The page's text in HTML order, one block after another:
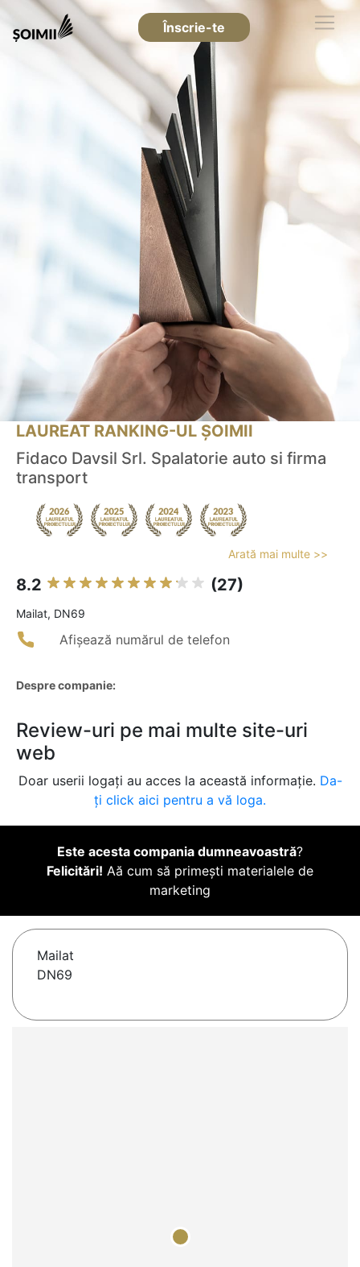
Înscrie-te
LAUREAT RANKING-UL ȘOIMII
Fidaco Davsil Srl. Spalatorie auto si firma
transport
Arată mai multe >>
8.2 (27)
Mailat, DN69
Afișează numărul de telefon
Despre companie:
Review-uri pe mai multe site-uri
web
Doar userii logați au acces la această informație. Da-
ți click aici pentru a vă loga.
Este acesta compania dumneavoastră?
Felicitări! Aă cum să primești materialele de
marketing
Mailat
DN69